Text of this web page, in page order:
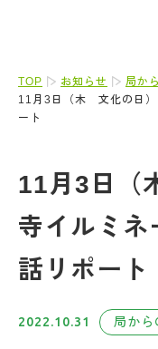
TOP お知らせ
局か
11月3日（木 文化の日
ート
11月3日（
寺イルミ
話リポート
2022.10.31 局から